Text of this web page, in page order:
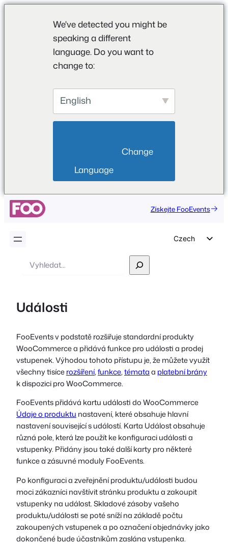
We've detected you might be
speaking a different
language. Do you want to
change to:
English
Language
Získejte FooEvents
Czech
Portuguese
French
Polish
Vyhledávání
Události
FooEvents v podstatě rozšiřuje standardní produkty
WooCommerce a přidává funkce pro události a prodej
vstupenek. Výhodou tohoto přístupu je, že můžete využít
všechny tisícerozšíření,funkce,témataa platební brány
k dispozici pro WooCommerce.
FooEvents přidává kartu události do WooCommerce
Údaje o produktu nastavení, které obsahuje hlavní
nastavení související s událostí. Karta Událost obsahuje
různá pole, která lze použít ke konfiguraci události a
vstupenky. Přidány jsou také další karty pro některé
funkce a zásuvné moduly FooEvents.
Po konfiguraci a zveřejnění produktu/události budou
moci zákazníci navštívit stránku produktu a zakoupit
vstupenky na událost. Skladové zásoby vašeho
produktu/události se poté sníží na základě počtu
zakoupených vstupenek a po označení objednávky jako
dokončené bude účastníkům zaslána vstupenka.